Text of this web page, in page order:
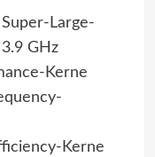
Large-
GHz
Kerne
Kerne